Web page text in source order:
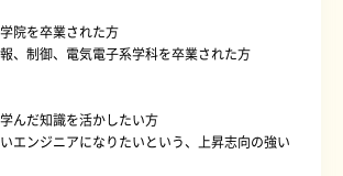
院を卒業された方
、制御、電気電子系学科を卒業された方
んだ知識を活かしたい方
エンジニアになりたいという、上昇志向の強い